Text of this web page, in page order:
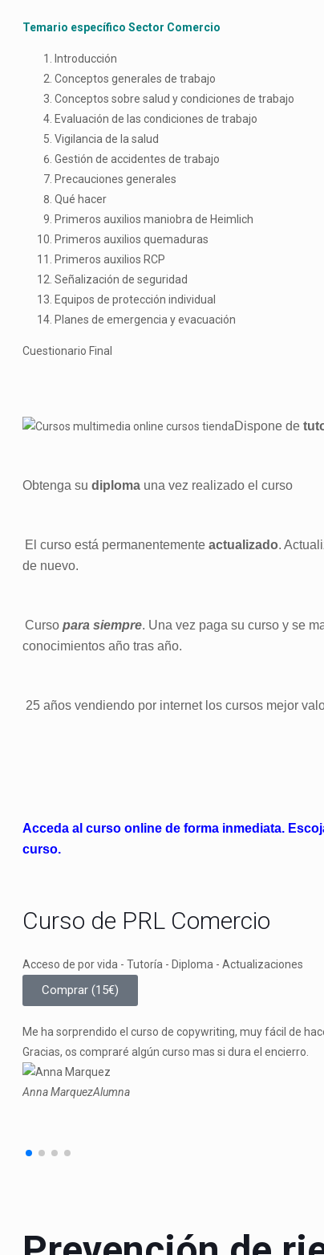
Temario específico Sector Comercio
Introducción
Conceptos generales de trabajo
Conceptos sobre salud y condiciones de trabajo
Evaluación de las condiciones de trabajo
Vigilancia de la salud
Gestión de accidentes de trabajo
Precauciones generales
Qué hacer
Primeros auxilios maniobra de Heimlich
Primeros auxilios quemaduras
Primeros auxilios RCP
Señalización de seguridad
Equipos de protección individual
Planes de emergencia y evacuación
Cuestionario Final
Dispone de
Obtenga su diploma una vez realizado el curso
El curso está permanentemente actualizado.
de nuevo.
Curso para siempre. Una vez paga su curso y se
conocimientos año tras año.
25 años vendiendo por internet los cursos mejor
Acceda al curso online de forma inmediata.
curso.
Curso de PRL Comercio
Acceso de por vida - Tutoría - Diploma - Actualizaciones
Comprar (15€)
Me ha sorprendido el curso de copywriting, muy fácil de
Gracias, os compraré algún curso mas si dura el encierro.
Anna MarquezAlumna